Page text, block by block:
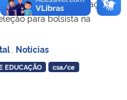
do Centro de Educação
para bolsista na
Notícias
EDUCAÇÃO
csa/ce